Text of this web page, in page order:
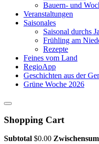
Bauern- und
Veranstaltungen
Saisonales
Saisonal durchs
Frühling am
Rezepte
Feines vom Land
RegioApp
Geschichten aus der
Grüne Woche 2026
Shopping Cart
Subtotal $0.00